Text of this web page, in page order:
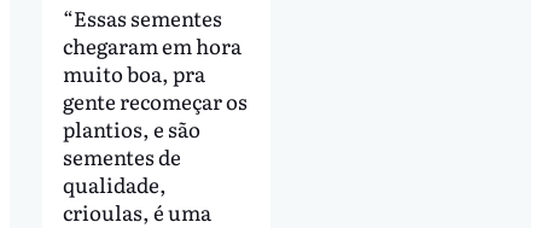
“Essas sementes
chegaram em hora
muito boa, pra
gente recomeçar os
plantios, e são
sementes de
qualidade,
crioulas, é uma